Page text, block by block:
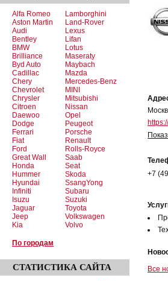
Alfa Romeo
Aston Martin
Audi
Bentley
BMW
Brilliance
Byd Auto
Cadillac
Chery
Chevrolet
Chrysler
Citroen
Daewoo
Dodge
Ferrari
Fiat
Ford
Great Wall
Honda
Hummer
Hyundai
Infiniti
Isuzu
Jaguar
Jeep
Kia
Lamborghini
Land-Rover
Lexus
Lifan
Lotus
Maseraty
Maybach
Mazda
Mercedes-Benz
MINI
Mitsubishi
Nissan
Opel
Peugeot
Porsche
Renault
Rolls-Royce
Saab
Seat
Skoda
SsangYong
Subaru
Suzuki
Toyota
Volkswagen
Volvo
По городам
СТАТИСТИКА САЙТА
+7
Все